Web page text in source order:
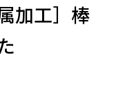
加工］棒